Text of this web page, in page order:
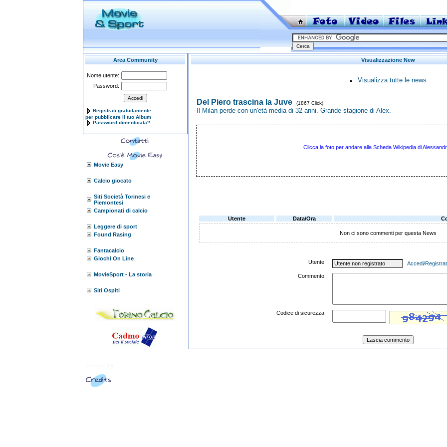
Area Community
Nome utente:
Password:
Registrati gratuitamente
per pubblicare il tuo Album
Password dimenticata?
Movie Easy
Calcio giocato
Siti Società Torinesi e
Piemontesi
Campionati di calcio
Leggere di sport
Found Rasing
Fantacalcio
Giochi On Line
MovieSport - La storia
Siti Ospiti
Visualizzazione New
Visualizza tutte le news
Del Piero trascina la Juve (1867 Click)
Il Milan perde con un'età media di 32 anni. Grande stagione di Alex.
Clicca la foto per andare alla Scheda Wikipedia di
Utente Data/Ora
Non ci sono commenti per questa News
Utente Accedi/
Commento
Codice di sicurezza